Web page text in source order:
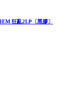
狂亂2LP〔黑膠〕